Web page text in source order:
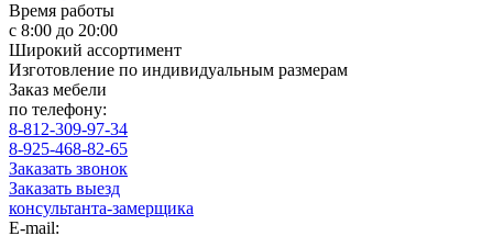
Время работы
с 8:00 до 20:00
Широкий ассортимент
Изготовление по индивидуальным размерам
Заказ мебели
по телефону:
8-812-309-97-34
8-925-468-82-65
Заказать звонок
Заказать выезд
консультанта-замерщика
E-mail: